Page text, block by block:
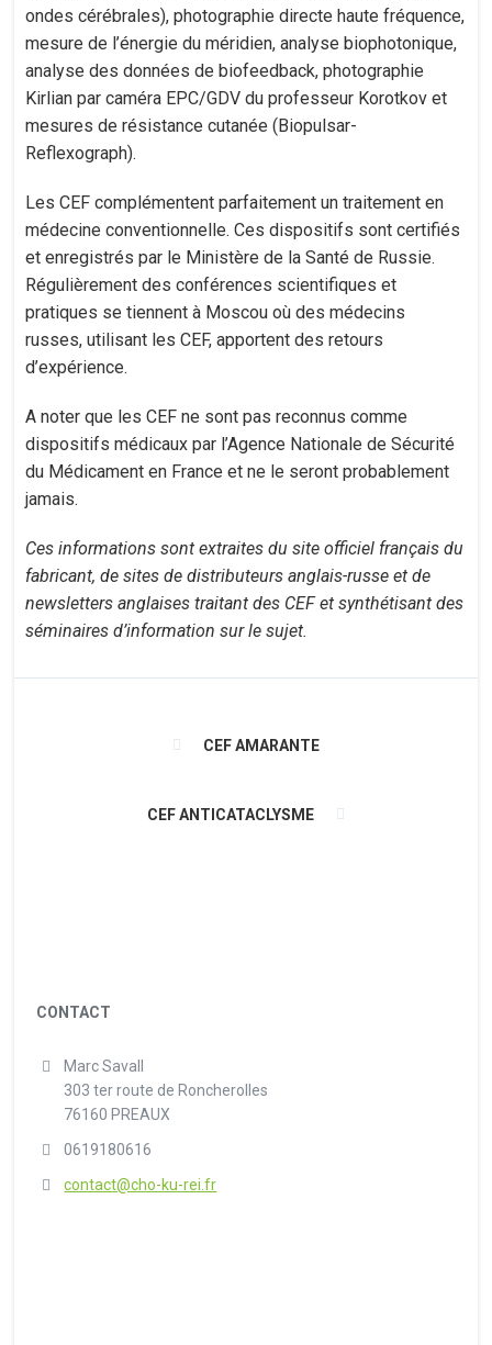
ondes cérébrales), photographie directe haute fréquence,
mesure de l’énergie du méridien, analyse biophotonique,
analyse des données de biofeedback, photographie
Kirlian par caméra EPC/GDV du professeur Korotkov et
mesures de résistance cutanée (Biopulsar-
Reflexograph).
Les CEF complémentent parfaitement un traitement en
médecine conventionnelle. Ces dispositifs sont certifiés
et enregistrés par le Ministère de la Santé de Russie.
Régulièrement des conférences scientifiques et
pratiques se tiennent à Moscou où des médecins
russes, utilisant les CEF, apportent des retours
d’expérience.
A noter que les CEF ne sont pas reconnus comme
dispositifs médicaux par l’Agence Nationale de Sécurité
du Médicament en France et ne le seront probablement
jamais.
Ces informations sont extraites du site officiel français du
fabricant, de sites de distributeurs anglais-russe et de
newsletters anglaises traitant des CEF et synthétisant des
séminaires d’information sur le sujet.
CEF AMARANTE
CEF ANTICATACLYSME
CONTACT
Marc Savall
303 ter route de Roncherolles
76160 PREAUX
0619180616
contact@cho-ku-rei.fr